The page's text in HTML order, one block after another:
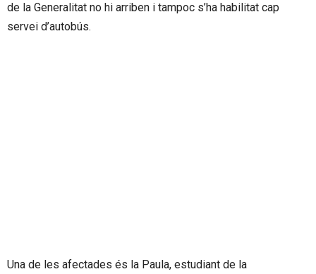
de la Generalitat no hi arriben i tampoc s’ha habilitat cap
servei d’autobús.
Una de les afectades és la Paula, estudiant de la